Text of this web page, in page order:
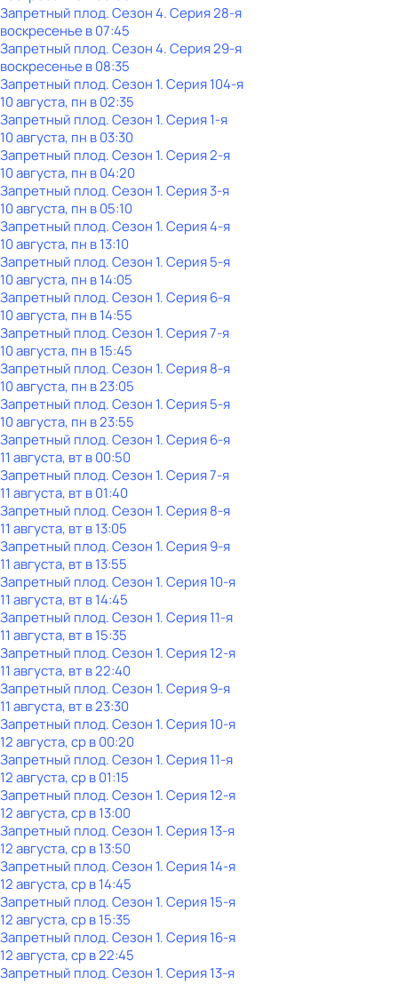
Запретный плод. Сезон 4. Серия 28-я
воскресенье в07:45
Запретный плод. Сезон 4. Серия 29-я
воскресенье в08:35
Запретный плод. Сезон 1. Серия 104-я
10 августа, пн в 02:35
Запретный плод. Сезон 1. Серия 1-я
10 августа, пн в 03:30
Запретный плод. Сезон 1. Серия 2-я
10 августа, пн в 04:20
Запретный плод. Сезон 1. Серия 3-я
10 августа, пн в 05:10
Запретный плод. Сезон 1. Серия 4-я
10 августа, пн в 13:10
Запретный плод. Сезон 1. Серия 5-я
10 августа, пн в 14:05
Запретный плод. Сезон 1. Серия 6-я
10 августа, пн в 14:55
Запретный плод. Сезон 1. Серия 7-я
10 августа, пн в 15:45
Запретный плод. Сезон 1. Серия 8-я
10 августа, пн в 23:05
Запретный плод. Сезон 1. Серия 5-я
10 августа, пн в 23:55
Запретный плод. Сезон 1. Серия 6-я
11 августа, вт в 00:50
Запретный плод. Сезон 1. Серия 7-я
11 августа, вт в 01:40
Запретный плод. Сезон 1. Серия 8-я
11 августа, вт в 13:05
Запретный плод. Сезон 1. Серия 9-я
11 августа, вт в 13:55
Запретный плод. Сезон 1. Серия 10-я
11 августа, вт в 14:45
Запретный плод. Сезон 1. Серия 11-я
11 августа, вт в 15:35
Запретный плод. Сезон 1. Серия 12-я
11 августа, вт в 22:40
Запретный плод. Сезон 1. Серия 9-я
11 августа, вт в 23:30
Запретный плод. Сезон 1. Серия 10-я
12 августа, ср в 00:20
Запретный плод. Сезон 1. Серия 11-я
12 августа, ср в 01:15
Запретный плод. Сезон 1. Серия 12-я
12 августа, ср в 13:00
Запретный плод. Сезон 1. Серия 13-я
12 августа, ср в 13:50
Запретный плод. Сезон 1. Серия 14-я
12 августа, ср в 14:45
Запретный плод. Сезон 1. Серия 15-я
12 августа, ср в 15:35
Запретный плод. Сезон 1. Серия 16-я
12 августа, ср в 22:45
Запретный плод. Сезон 1. Серия 13-я